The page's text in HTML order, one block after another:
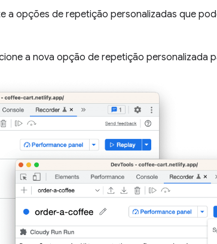
a opções de repetição personalizadas que
a nova opção de repetição personalizada